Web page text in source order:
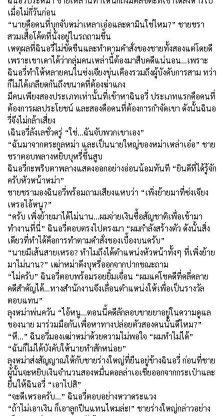
เมื่อไม่กี่วันก่อน
“นายคือคนที่บุกจับหม่าเหลาเอ๋อและดามินใช่ไหม?” ชายชรา
สวมเสื้อโค้ตที่นั่งอยู่ในรถถามขึ้น
เหตุผลที่ฉินอวี่ไม่ขัดขืนและทำตามคำสั่งของชายทั้งสองแต่โดยดี
เพราะเขาเดาได้ว่ากลุ่มคนเหล่านี้ต้องมาสืบคดีแน่นอน...เพราะ
ฉินอวี่ทำให้หลายคนในซ่งเจียงขุ่นเคืองรวมถึงผู้บังคับการสาม ทว่า
ก็ไม่ได้เกลียดกันถึงขนาดที่ต้องฆ่าแกง
มีคนเพียงสองประเภทเท่านั้นที่เข้าหาฉินอวี่ ประเภทแรกคือคนที่
ต้องการผลประโยชน์ และสองคือคนที่ต้องการกำจัดเขา ดังนั้นฉินอ
วี่จึงไม่กล้าเสี่ยง
เฉินอวี่ลังเลชั่วครู่ “ใช่...ฉันจับพวกเขาเอง”
“ฉันมาจากตระกูลหม่า และเป็นนายใหญ่ของหม่าเหล่าเอ๋อ” ชาย
ชราตอบพลางหยิบบุหรี่ขึ้นสูบ
ฉินอวี่กะพริบตาพลางแสดงออกอย่างอ่อนน้อมทันที “ยินดีที่ได้รู้จัก
ครับหัวหน้าหม่า”
ชายชรามองฉินอวี่พร้อมถามเสียงแหบว่า “เพิ่งย้ายมาที่ซ่งเจียง
เหรอไอ้หนู?”
“ครับ เพิ่งย้ายมาได้ไม่นาน...ผมจ่ายเงินซื้อสัญชาติเพื่อเข้ามา
ทำงานที่นี่” ฉินอวี่ตอบตรงไปตรงมา “ผมกำลังสร้างตัว ดังนั้นสิ่ง
เดียวที่ทำได้คือการทำตามคำสั่งของเบื้องบนครับ”
“นายมีเส้นสายเหรอ? ทำไมถึงได้ตำแหน่งหัวหน้าทั้งๆ ที่เพิ่งย้าย
มาไม่นาน?” เฒ่าหม่าดึงบุหรี่ออกจากปากขณะถาม
“ไม่ครับ” ฉินอวี่ตอบพร้อมรอยยิ้มเจื่อน “ผมแค่โชคดีที่คลี่คลาย
คดีสำคัญได้...ทางสำนักงานจึงเลื่อนตำแหน่งให้เพื่อเป็นรางวัล
ตอบแทน”
ลุงหม่าพ่นควัน “ไอ้หนู...ตอนนี้คดีลักลอบขายยาอยู่ในความดูแล
ของนาย มาร่วมมือกันเพื่อหาทางปล่อยตัวสองคนนั้นดีไหม?”
“หึ...” ฉินอวี่มองเฒ่าหม่าด้วยความไม่พอใจ “ผมทำไม่ได้”
“ฉันก็ไม่ได้บังคับให้นายทำสักหน่อย”
ลุงหม่าส่งสัญญาณให้กับชายร่างใหญ่ที่ยืนอยู่ข้างฉินอวี่ ก่อนที่ชาย
ผู้นั้นจะหยิบเงินจำนวนสองหมื่นดอลล่าเอเชียออกจากกระเป๋าและ
ยื่นให้ฉินอวี่ “เอาไปสิ”
“จะดีเหรอครับ...” ฉินอวี่ตอบอย่างหวาดระแวง
“ถ้าไม่เอาเงิน ก็เอาลูกปีนแทนไหมล่ะ!” ชายร่างใหญ่กล่าวอย่าง